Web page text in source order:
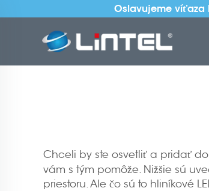
Oslavujeme víťaza
Chceli by ste osvetliť a pridať do
vám s tým pomôže. Nižšie sú
priestoru. Ale čo sú to hliníkové